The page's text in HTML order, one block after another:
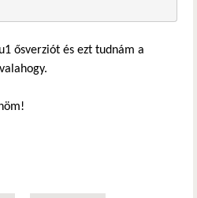
ősverziót és ezt tudnám a